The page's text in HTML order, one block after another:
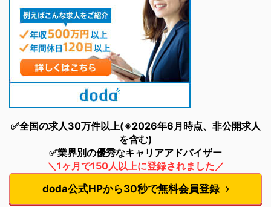
✅全国の求人30万件以上(※2026年6月時点、非公開求人
を含む)
✅業界別の優秀なキャリアアドバイザー
＼1ヶ月で150人以上に登録されました／
doda公式HPから30秒で無料会員登録